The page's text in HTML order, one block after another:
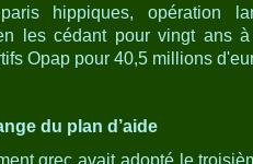
hippiques, opération
les cédant pour vingt ans
Opap pour 40,5 millions
du plan d’aide
grec avait adopté le